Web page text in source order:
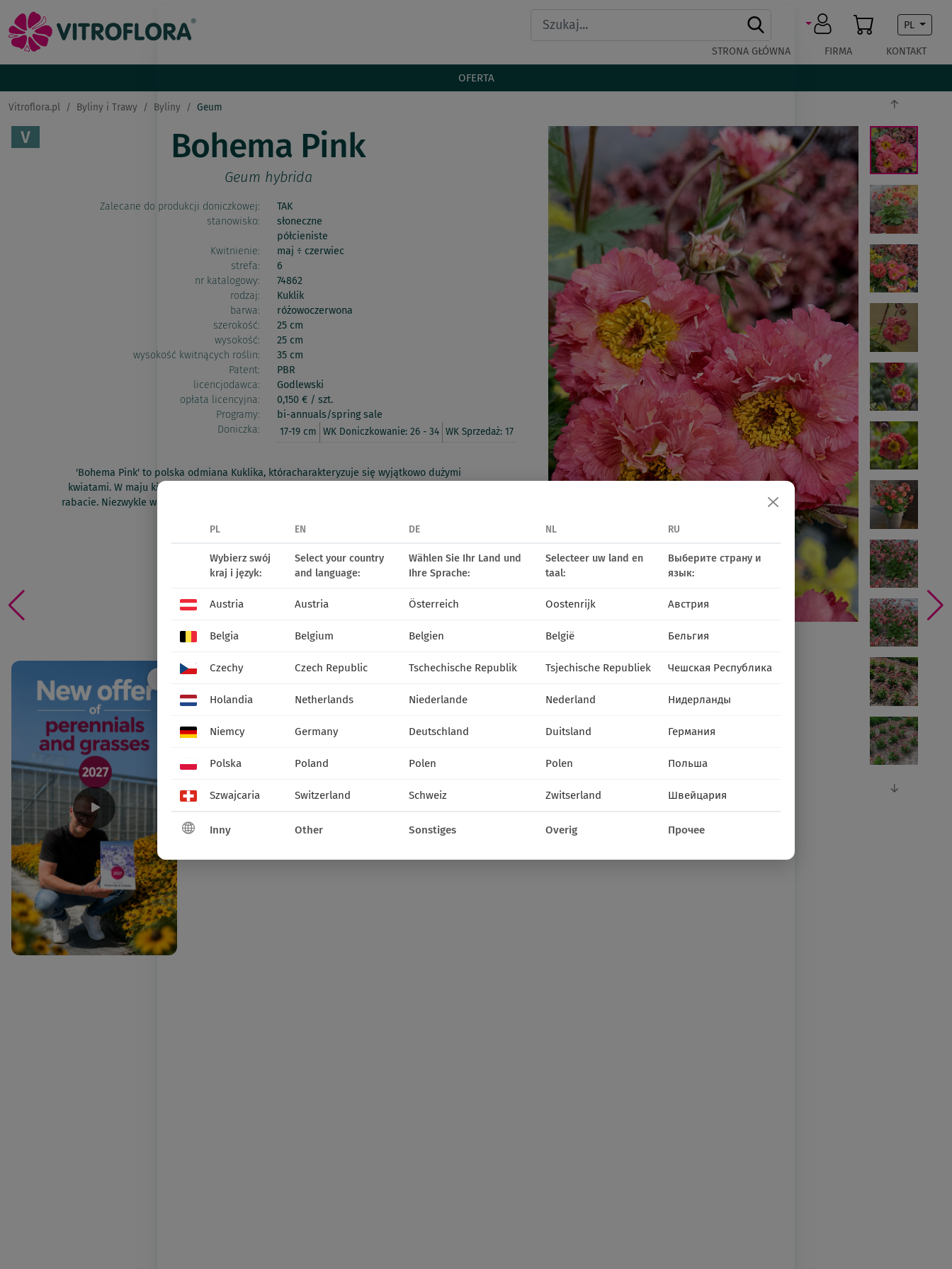
PL
STRONA GŁÓWNA FIRMA KONTAKT
OFERTA
Vitroflora.pl Byliny i Trawy Byliny Geum
Bohema Pink
Geum hybrida
Zalecane do produkcji doniczkowej:
TAK
stanowisko:
słoneczne
półcieniste
Kwitnienie:
maj ÷ czerwiec
strefa:
6
nr katalogowy:
74862
rodzaj:
Kuklik
barwa:
różowoczerwona
szerokość:
25 cm
wysokość:
25 cm
wysokość kwitnących roślin:
35 cm
Patent:
PBR
licencjodawca:
Godlewski
opłata licencyjna:
0,150 € / szt.
Programy:
bi-annuals/spring sale
Doniczka:
17-19 cm WK Doniczkowanie: 26 - 34 WK Sprzedaż: 17
'Bohema Pink' to polska odmiana Kuklika, któracharakteryzuje się wyjątkowo dużymi
kwiatami. W maju kiedy niewiele bylin kwitnie, ten Kuklik przyciąga każde spojrzenie na
rabacie. Niezwykle ważna roślina dla pszczół ze względu na małą ilość kwitnących roślin w
Oferta 2026
Znajdź punkt sprzedaży detalicznej
udostępnij:
Social media
PL EN DE NL RU
Wybierz swój
kraj i język:
Select your country
and language:
Wählen Sie Ihr Land und
Ihre Sprache:
Selecteer uw land en
taal:
Выберите страну и
язык:
Austria Austria Österreich Oostenrijk Австрия
Belgia Belgium Belgien België Бельгия
Czechy Czech Republic Tschechische Republik Tsjechische Republiek Чешская Республика
Holandia Netherlands Niederlande Nederland Нидерланды
Niemcy Germany Deutschland Duitsland Германия
Polska Poland Polen Polen Польша
Szwajcaria Switzerland Schweiz Zwitserland Швейцария
Inny Other Sonstiges Overig Прочее